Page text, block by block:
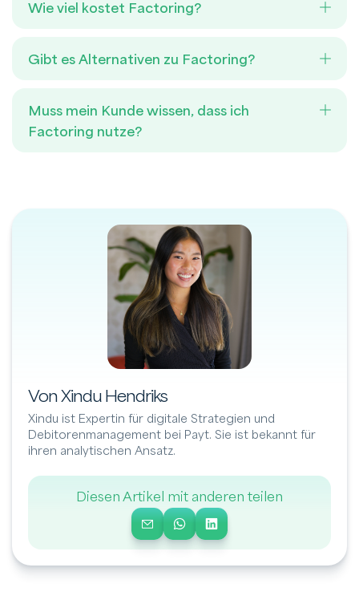
Wie viel kostet Factoring?
Gibt es Alternativen zu Factoring?
Muss mein Kunde wissen, dass ich
Factoring nutze?
Von Xindu Hendriks
Xindu ist Expertin für digitale Strategien und
Debitorenmanagement bei Payt. Sie ist bekannt für
ihren analytischen Ansatz.
Diesen Artikel mit anderen teilen